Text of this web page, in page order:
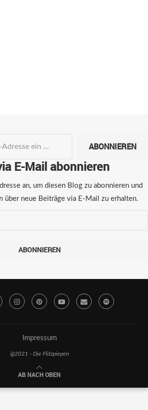
ABONNIEREN
E-Mail abonnieren
an, um diesen Blog zu abonnieren und
über neue Beiträge via E-Mail zu erhalten.
ABONNIEREN
Impressum
@2021 - Die Flitzpiepen
AB NACH OBEN